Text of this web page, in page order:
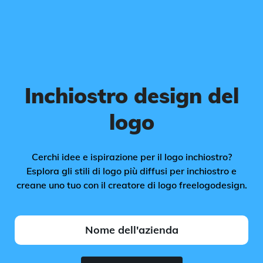
Inchiostro design del
logo
Cerchi idee e ispirazione per il logo inchiostro?
Esplora gli stili di logo più diffusi per inchiostro e
creane uno tuo con il creatore di logo freelogodesign.